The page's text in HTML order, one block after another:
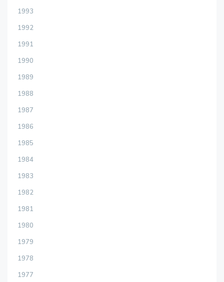
1993
1992
1991
1990
1989
1988
1987
1986
1985
1984
1983
1982
1981
1980
1979
1978
1977